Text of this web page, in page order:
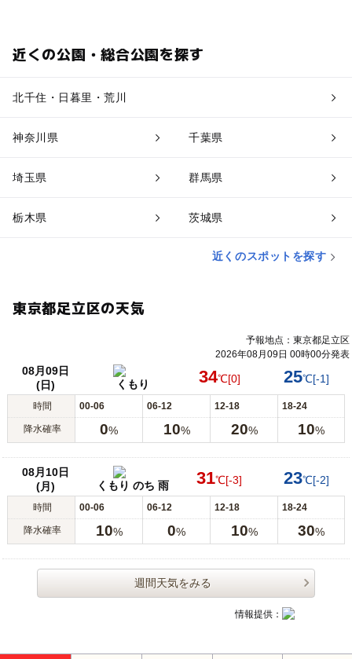
近くの公園・総合公園を探す
北千住・日暮里・荒川
神奈川県 千葉県
埼玉県 群馬県
栃木県 茨城県
近くのスポットを探す
東京都足立区の天気
予報地点：東京都足立区
2026年08月09日 00時00分発表
08月09日
(日)
くもり 34℃[0] 25℃[-1]
時間 00-06 06-12 12-18 18-24
降水確率 0% 10% 20% 10%
08月10日
(月)
くもり のち 雨 31℃[-3] 23℃[-2]
時間 00-06 06-12 12-18 18-24
降水確率 10% 0% 10% 30%
週間天気をみる
情報提供：